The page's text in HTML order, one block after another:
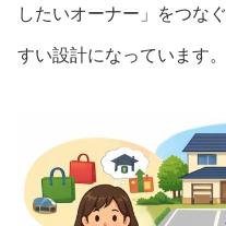
したいオーナー」をつな
すい設計になっています。